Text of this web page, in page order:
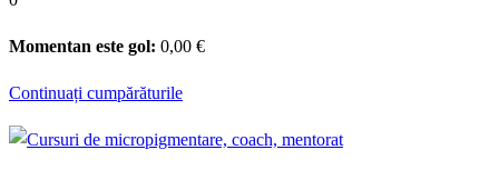
Momentan este gol: 0,00 €
Continuați cumpărăturile